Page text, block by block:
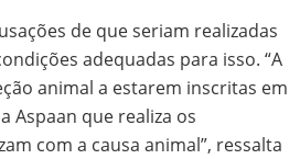
de que seriam realizadas
adequadas para isso. “A
animal a estarem inscritas em
Aspaan que realiza os
com a causa animal”, ressalta